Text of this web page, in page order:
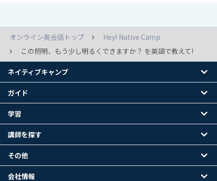
オンライン英会話トップ
Hey! Native Camp
この照明、もう少し明るくできますか？ を英語で教えて!
ネイティブキャンプ
ガイド
学習
講師を探す
その他
会社情報